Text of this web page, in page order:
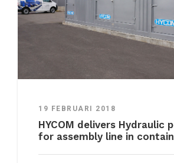
19 FEBRUARI 2018
HYCOM delivers Hydraulic
for assembly line in